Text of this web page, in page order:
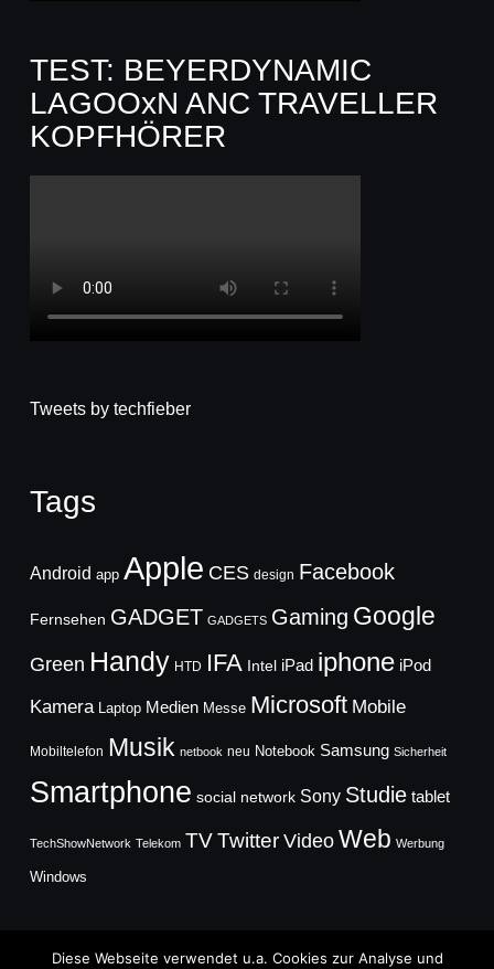
TEST: BEYERDYNAMIC
LAGOOxN ANC TRAVELLER
KOPFHÖRER
Tweets by techfieber
Tags
Android app Apple CES design Facebook
Fernsehen GADGET GADGETS Gaming Google
Green Handy HTD IFA Intel iPad iphone iPod
Kamera Laptop Medien Messe Microsoft Mobile
Mobiltelefon Musik netbook neu Notebook Samsung Sicherheit
Smartphone social network Sony Studie tablet
TechShowNetwork Telekom TVTwitter Video Web Werbung
Windows
Diese Webseite verwendet u.a. Cookies zur Analyse und